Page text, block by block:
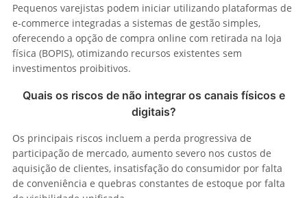
Pequenos varejistas podem iniciar utilizando plataformas de
e-commerce integradas a sistemas de gestão simples,
oferecendo a opção de compra online com retirada na loja
física (BOPIS), otimizando recursos existentes sem
investimentos proibitivos.
Quais os riscos de não integrar os canais físicos e
digitais?
Os principais riscos incluem a perda progressiva de
participação de mercado, aumento severo nos custos de
aquisição de clientes, insatisfação do consumidor por falta
de conveniência e quebras constantes de estoque por falta